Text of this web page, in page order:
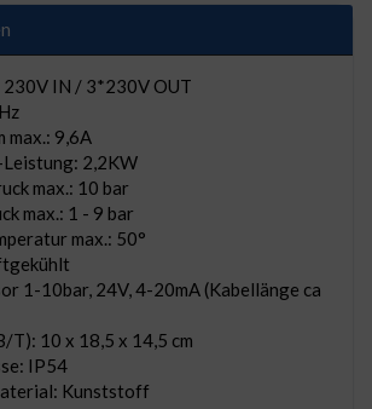
230V IN / 3*230V OUT
max.: 9,6A
2,2KW
max.: 10 bar
max.: 1 - 9 bar
max.: 50°
1-10bar, 24V, 4-20mA (Kabellänge ca
T): 10 x 18,5 x 14,5 cm
IP54
Kunststoff